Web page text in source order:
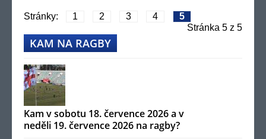
Stránky: 1 2 3 4
5
Stránka 5 z 5
KAM NA RAGBY
Kam v sobotu 18. července 2026 a v
neděli 19. července 2026 na ragby?